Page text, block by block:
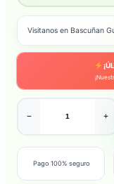
Visitanos en Bascuñan
− +
Pago 100% seguro